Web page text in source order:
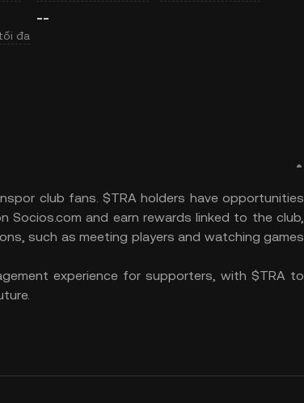
--
đa
club fans. $TRA holders have opportunities
and earn rewards linked to the club,
such as meeting players and watching games
experience for supporters, with $TRA to